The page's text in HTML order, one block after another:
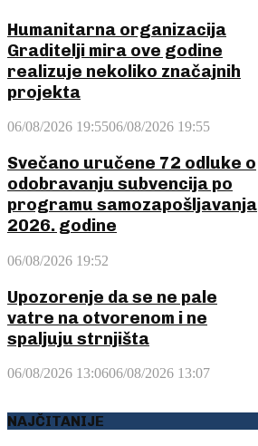
Humanitarna organizacija
Graditelji mira ove godine
realizuje nekoliko značajnih
projekta
06/08/2026 19:5506/08/2026 19:55
Svečano uručene 72 odluke o
odobravanju subvencija po
programu samozapošljavanja
2026. godine
06/08/2026 19:52
Upozorenje da se ne pale
vatre na otvorenom i ne
spaljuju strnjišta
06/08/2026 13:0606/08/2026 13:07
NAJČITANIJE